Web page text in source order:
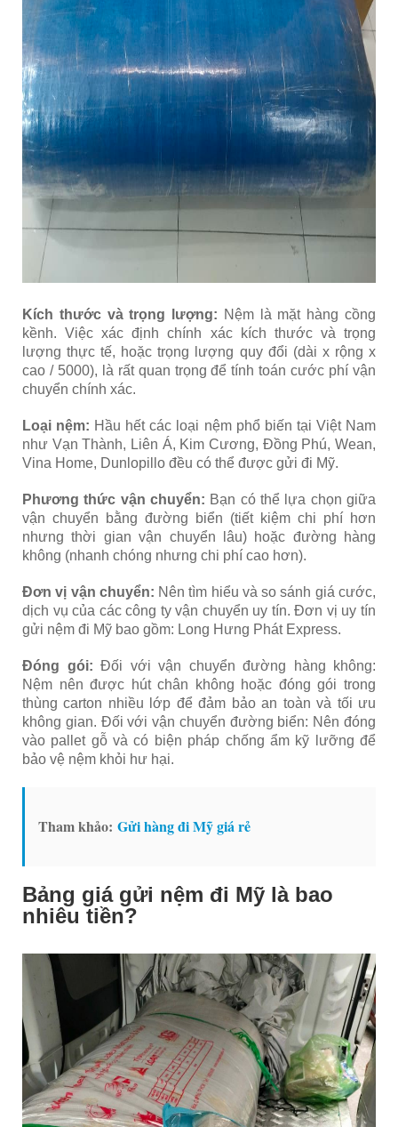
Kích thước và trọng lượng: Nệm là mặt hàng cồng
kềnh. Việc xác định chính xác kích thước và trọng
lượng thực tế, hoặc trọng lượng quy đổi (dài x rộng x
cao / 5000), là rất quan trọng để tính toán cước phí vận
chuyển chính xác.
Loại nệm: Hầu hết các loại nệm phổ biến tại Việt Nam
như Vạn Thành, Liên Á, Kim Cương, Đồng Phú, Wean,
Vina Home, Dunlopillo đều có thể được gửi đi Mỹ.
Phương thức vận chuyển: Bạn có thể lựa chọn giữa
vận chuyển bằng đường biển (tiết kiệm chi phí hơn
nhưng thời gian vận chuyển lâu) hoặc đường hàng
không (nhanh chóng nhưng chi phí cao hơn).
Đơn vị vận chuyển: Nên tìm hiểu và so sánh giá cước,
dịch vụ của các công ty vận chuyển uy tín. Đơn vị uy tín
gửi nệm đi Mỹ bao gồm: Long Hưng Phát Express.
Đóng gói: Đối với vận chuyển đường hàng không:
Nệm nên được hút chân không hoặc đóng gói trong
thùng carton nhiều lớp để đảm bảo an toàn và tối ưu
không gian. Đối với vận chuyển đường biển: Nên đóng
vào pallet gỗ và có biện pháp chống ẩm kỹ lưỡng để
bảo vệ nệm khỏi hư hại.
Tham khảo: Gửi hàng đi Mỹ giá rẻ
Bảng giá gửi nệm đi Mỹ là bao
nhiêu tiền?